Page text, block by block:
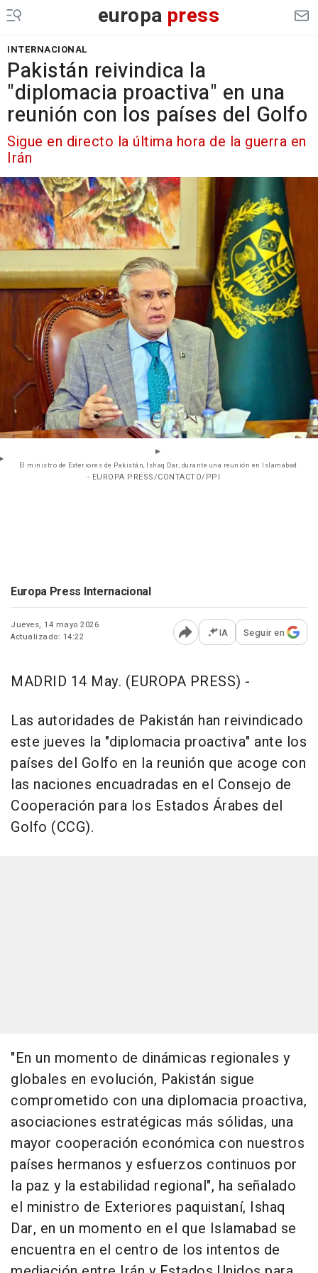
europa press
INTERNACIONAL
Pakistán reivindica la
"diplomacia proactiva" en una
reunión con los países del Golfo
Sigue en directo la última hora de la guerra en
Irán
El ministro de Exteriores de Pakistán, Ishaq Dar, durante una reunión en Islamabad.
- EUROPA PRESS/CONTACTO/PPI
Europa Press Internacional
Jueves, 14 mayo 2026
Actualizado: 14:22
Abrir opciones para
IA Seguir en
MADRID 14 May. (EUROPA PRESS) -
Las autoridades de Pakistán han reivindicado
este jueves la "diplomacia proactiva" ante los
países del Golfo en la reunión que acoge con
las naciones encuadradas en el Consejo de
Cooperación para los Estados Árabes del
Golfo (CCG).
"En un momento de dinámicas regionales y
globales en evolución, Pakistán sigue
comprometido con una diplomacia proactiva,
asociaciones estratégicas más sólidas, una
mayor cooperación económica con nuestros
países hermanos y esfuerzos continuos por
la paz y la estabilidad regional", ha señalado
el ministro de Exteriores paquistaní, Ishaq
Dar, en un momento en el que Islamabad se
encuentra en el centro de los intentos de